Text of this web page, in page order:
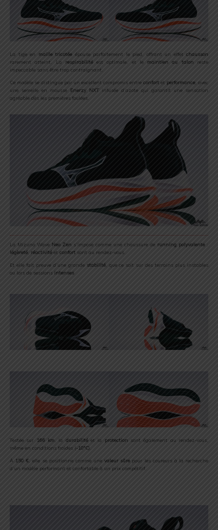
La tige en maille tricotée épouse parfaitement le pied, offrant un effet chausson
rarement atteint. La respirabilitéest optimale, et le maintien au talonreste
impeccable sans être trop contraignant.
Ce modèle se distingue par un excellent compromis entre confort et performance, avec
une semelle en mousse Enerzy NXTinfusée d’azote qui garantit une sensation
agréable dès les premières foulées.
La Mizuno Wave Neo Zen s’impose comme une chaussure de running polyvalente :
légèreté, réactivité et confort sont au rendez-vous.
Et elle fait preuve d’une grande stabilité, que ce soit sur des terrains plus instables
ou lors de sessions intenses
Testée sur 166 km , la durabilitéet la protectionsont également au rendez-vous,
même en conditions froides (-10°C).
À 150 € , elle se positionne comme unevaleur sûre pour les coureurs à la recherche
d’un modèle performant et confortable à un prix compétitif.